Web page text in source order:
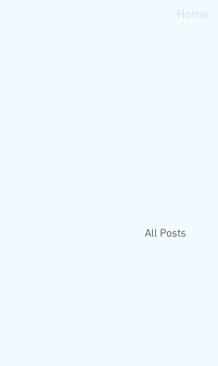
Home
All Posts